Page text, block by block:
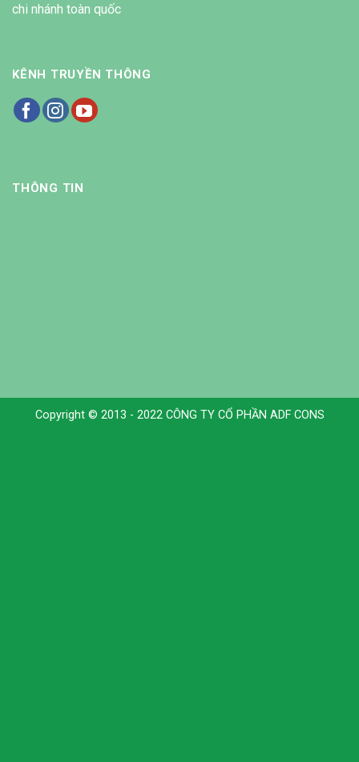
chi nhánh toàn quốc
KÊNH TRUYỀN THÔNG
THÔNG TIN
Copyright © 2013 - 2022 CÔNG TY CỔ PHẦN ADF CONS